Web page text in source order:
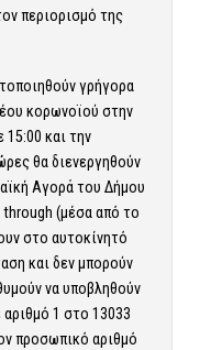
περιορισμό της
γρήγορα
κορωνοϊού στην
15:00 και την
θα διενεργηθούν
Αγορά του Δήμου
through (μέσα από το
στο αυτοκίνητό
και δεν μπορούν
να υποβληθούν
1 στο 13033
προσωπικό αριθμό